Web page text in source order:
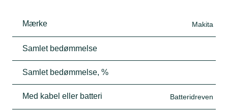
Mærke Makita
Samlet bedømmelse
Samlet bedømmelse, %
Med kabel eller batteri Batteridreven